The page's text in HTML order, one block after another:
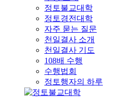
정토불교대학
정토경전대학
자주 묻는 질문
천일결사 소개
천일결사 기도
108배 수행
수행법회
정토행자의 하루